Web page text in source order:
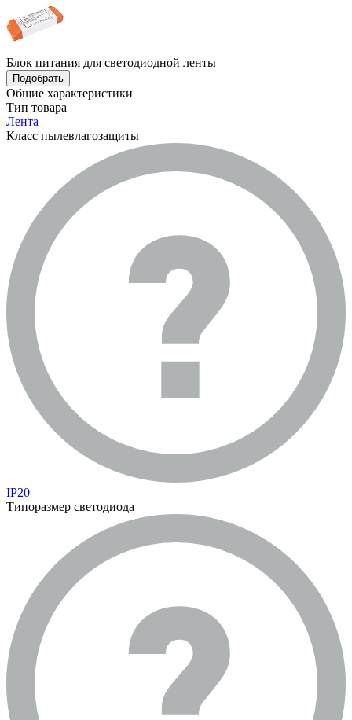
Блок питания для светодиодной ленты
Подобрать
Общие характеристики
Тип товара
Лента
Класс пылевлагозащиты
IP20
Типоразмер светодиода